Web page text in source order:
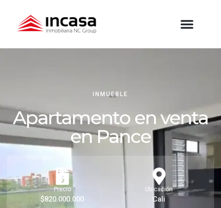
INMUEBLE
Apartamento en venta
en Pance
Precio
$820.000.000
Ubicación
Cali